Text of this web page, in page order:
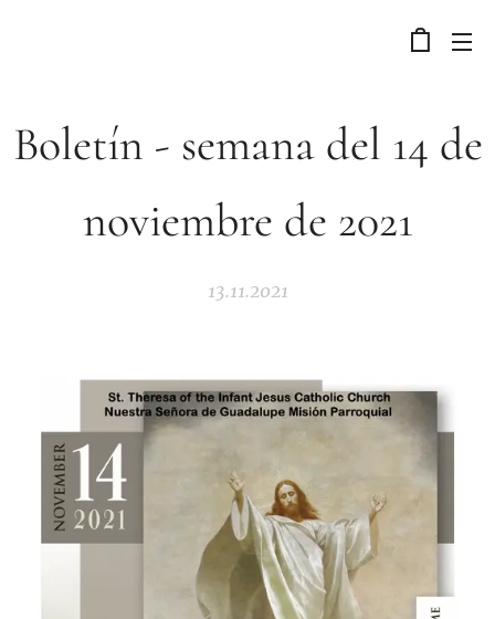
Boletín - semana del 14 de
noviembre de 2021
13.11.2021